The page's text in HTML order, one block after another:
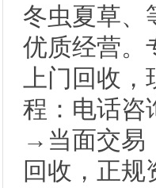
冬虫夏草、
优质经营。
上门回收，
程：电话
→当面交易
回收，正